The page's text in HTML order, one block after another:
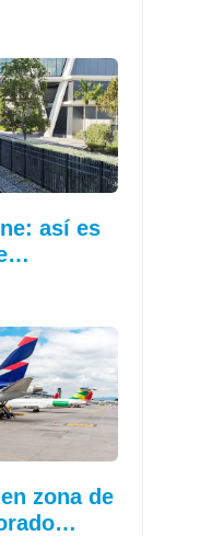
así es
zona de